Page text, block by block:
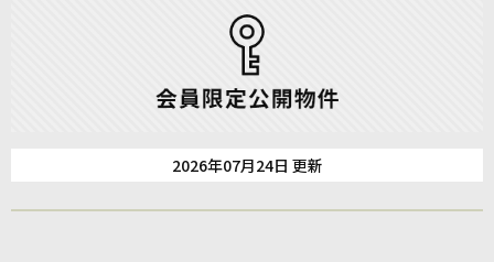
2026年07月24日 更新